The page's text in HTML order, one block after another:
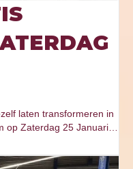
laten transformeren in
op Zaterdag 25 Januari…